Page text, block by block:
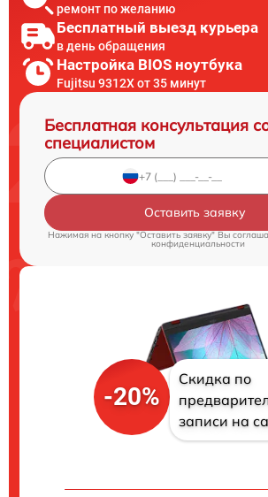
ремонт по желанию
Бесплатный выезд курьера
в день обращения
Настройка BIOS ноутбука
Fujitsu 9312X от 35 минут
Бесплатная консультация
специалистом
Оставить заявку
Нажимая на кнопку "Оставить заявку" Вы
конфиденциальности
-20%
Скидка по
записи на